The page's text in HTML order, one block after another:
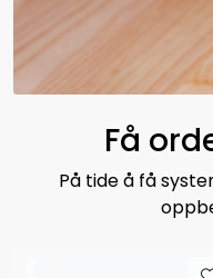
Få
På tide å få